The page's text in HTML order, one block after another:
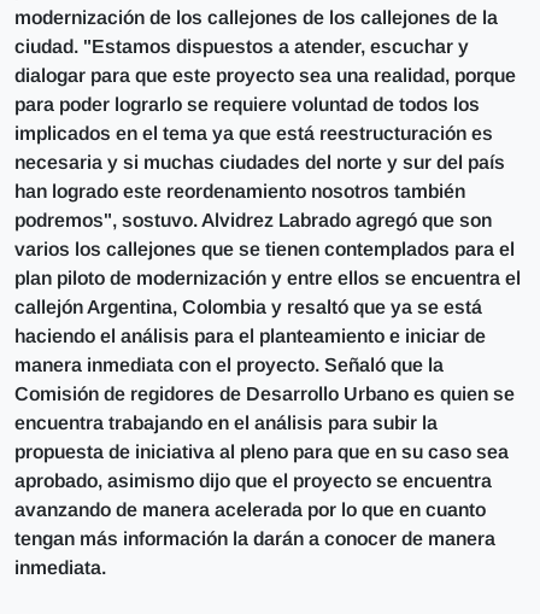
modernización de los callejones de los callejones de la
ciudad. "Estamos dispuestos a atender, escuchar y
dialogar para que este proyecto sea una realidad, porque
para poder lograrlo se requiere voluntad de todos los
implicados en el tema ya que está reestructuración es
necesaria y si muchas ciudades del norte y sur del país
han logrado este reordenamiento nosotros también
podremos", sostuvo. Alvidrez Labrado agregó que son
varios los callejones que se tienen contemplados para el
plan piloto de modernización y entre ellos se encuentra el
callejón Argentina, Colombia y resaltó que ya se está
haciendo el análisis para el planteamiento e iniciar de
manera inmediata con el proyecto. Señaló que la
Comisión de regidores de Desarrollo Urbano es quien se
encuentra trabajando en el análisis para subir la
propuesta de iniciativa al pleno para que en su caso sea
aprobado, asimismo dijo que el proyecto se encuentra
avanzando de manera acelerada por lo que en cuanto
tengan más información la darán a conocer de manera
inmediata.